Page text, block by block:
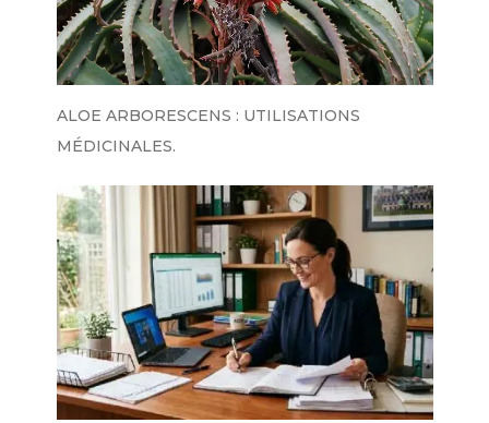
ALOE ARBORESCENS : UTILISATIONS
MÉDICINALES.